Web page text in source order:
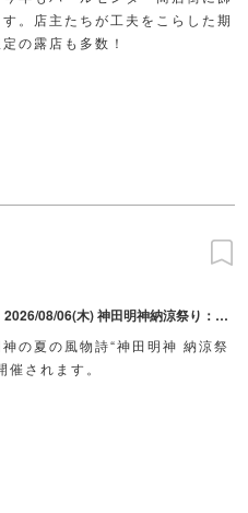
す。店主たちが工夫をこらした期
の露店も多数！
神田明神納涼祭り：2026/08/07(金) ～ 2026/08/09(日)
の夏の風物詩“神田明神 納涼祭
催されます。